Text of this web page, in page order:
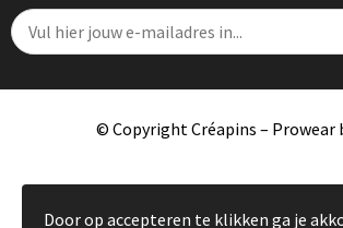
© Copyright Créapins – Prowear
Door op accepteren te klikken ga je